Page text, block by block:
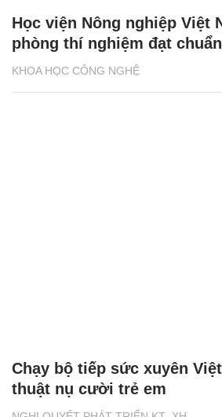
KHOA HỌC CÔNG NGHỆ
Học viện Nông nghiệp Việt
phòng thí nghiệm đạt
Chạy bộ tiếp sức xuyên
thuật nụ cười trẻ em